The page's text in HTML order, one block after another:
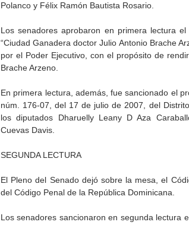
Polanco y Félix Ramón Bautista Rosario.
Los senadores aprobaron en primera lectura
“Ciudad Ganadera doctor Julio Antonio Brache
por el Poder Ejecutivo, con el propósito de
Brache Arzeno.
En primera lectura, además, fue sancionado el
núm. 176-07, del 17 de julio de 2007, del
los diputados Dharuelly Leany D Aza
Cuevas Davis.
SEGUNDA LECTURA
El Pleno del Senado dejó sobre la mesa, el
del Código Penal de la República Dominicana.
Los senadores sancionaron en segunda lectura